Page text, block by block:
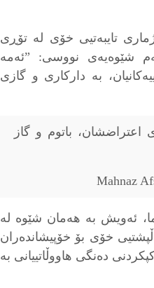
تايبەتیى خۆى لە تۆڕى
بەم شێوەيەى نووسى: ”ئەمە
بە داركارى و گازى
باتوم و گاز
ئەويش بە هەمان شێوە لە
خۆى بۆ خۆپیشاندەران
دەنگى هاووڵاتیيانى بە